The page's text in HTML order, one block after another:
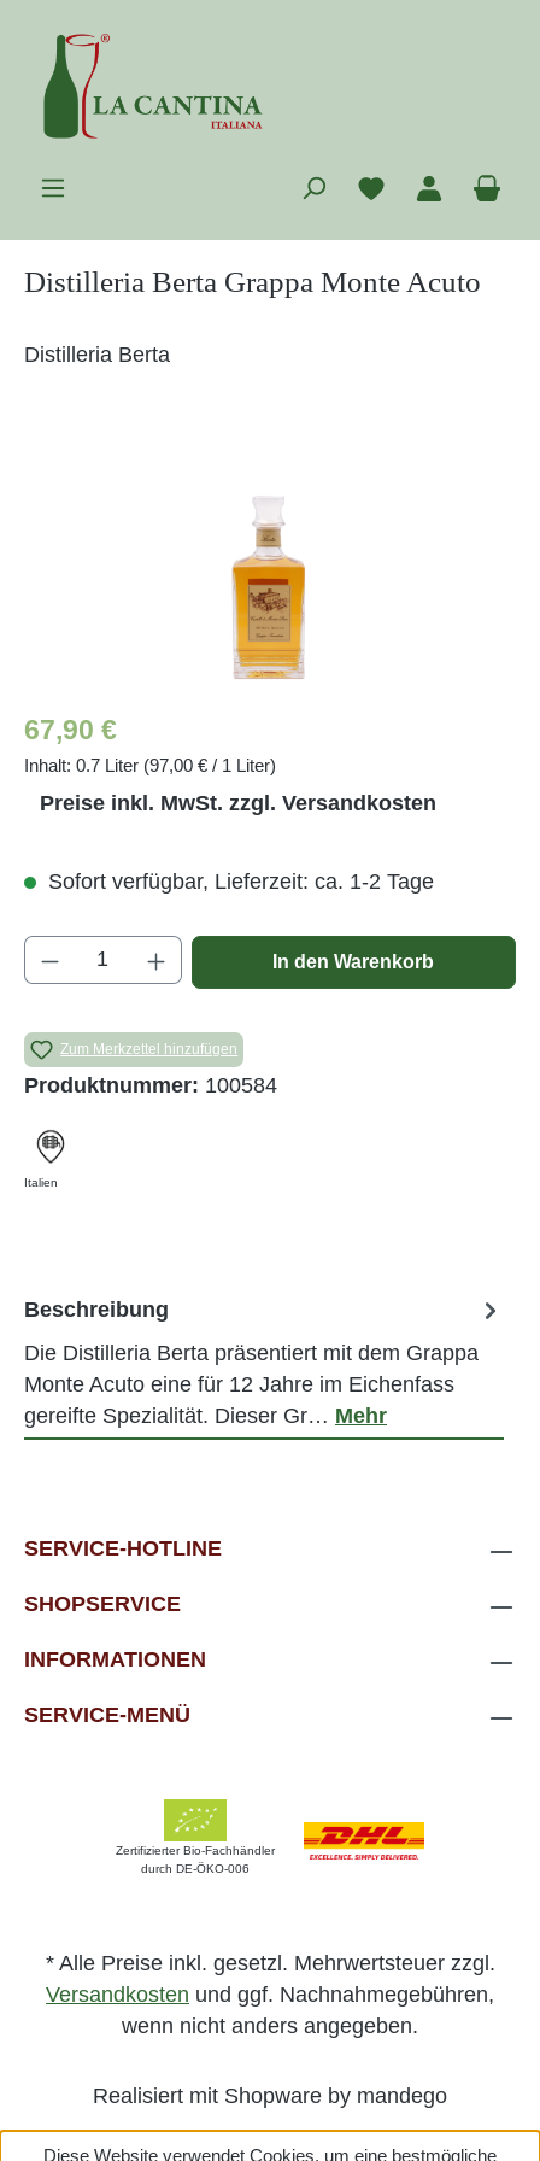
Zum Hauptinhalt springen
Du hast 0
Distilleria Berta Grappa Monte Acuto
Distilleria Berta
Regulärer Preis:
67,90 €
Inhalt: 0.7 Liter (97,00 € / 1 Liter)
Preise inkl. MwSt. zzgl. Versandkosten
Sofort verfügbar, Lieferzeit: ca. 1-2 Tage
Produkt Anzahl: Gib den gewünschten
In den Warenkorb
Zum Merkzettel hinzufügen
Produktnummer: 100584
Italien
Beschreibung
Die Distilleria Berta präsentiert mit dem Grappa
Monte Acuto eine für 12 Jahre im Eichenfass
gereifte Spezialität. Dieser Gr… Mehr
SERVICE-HOTLINE
SHOPSERVICE
INFORMATIONEN
SERVICE-MENÜ
Zertifizierter Bio-Fachhändler
durch DE-ÖKO-006
* Alle Preise inkl. gesetzl. Mehrwertsteuer zzgl.
Versandkosten und ggf. Nachnahmegebühren,
wenn nicht anders angegeben.
Realisiert mit Shopware by mandego
Diese Website verwendet Cookies, um eine bestmögliche